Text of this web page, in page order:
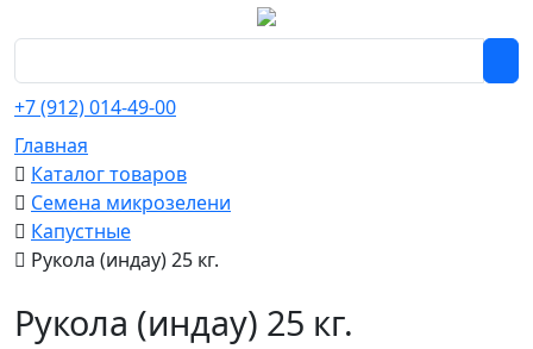
+7 (912) 014-49-00
Главная
Каталог товаров
Семена микрозелени
Капустные
Рукола (индау) 25 кг.
Рукола (индау) 25 кг.